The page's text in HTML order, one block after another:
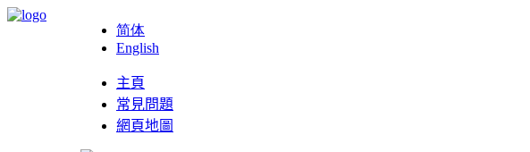
简体
English
主頁
常見問題
網頁地圖